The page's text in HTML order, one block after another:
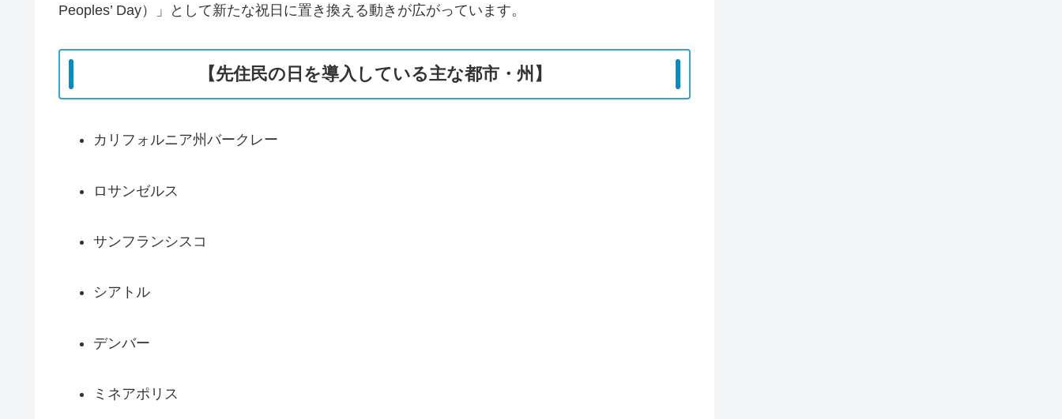
Peoples’ Day）」として新たな祝日に置き換える動きが広がっています。
【先住民の日を導入している主な都市・州】
カリフォルニア州バークレー
ロサンゼルス
サンフランシスコ
シアトル
デンバー
ミネアポリス